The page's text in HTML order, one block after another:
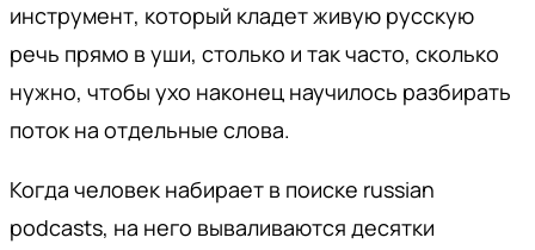
инструмент, который кладет живую русскую
речь прямо в уши, столько и так часто, сколько
нужно, чтобы ухо наконец научилось разбирать
поток на отдельные слова.
Когда человек набирает в поиске russian
podcasts, на него вываливаются десятки